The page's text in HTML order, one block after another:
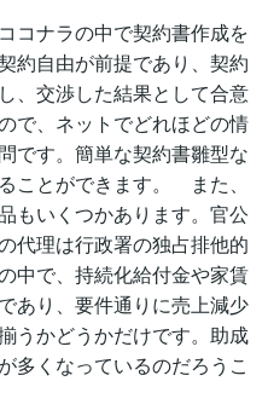
コナラの中で契約書作成を
約自由が前提であり、契約
、交渉した結果として合意
で、ネットでどれほどの情
です。簡単な契約書雛型な
ことができます。 また、
もいくつかあります。官公
代理は行政署の独占排他的
中で、持続化給付金や家賃
あり、要件通りに売上減少
うかどうかだけです。助成
多くなっているのだろうこ